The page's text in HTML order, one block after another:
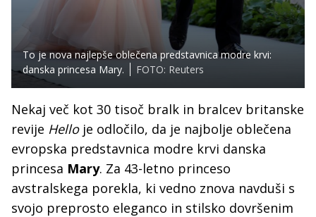
To je nova najlepše oblečena predstavnica modre krvi:
danska princesa Mary.
FOTO: Reuters
Nekaj več kot 30 tisoč bralk in bralcev britanske
revije Helloje odločilo, da je najbolje oblečena
evropska predstavnica modre krvi danska
princesa Mary. Za 43-letno princeso
avstralskega porekla, ki vedno znova navduši s
svojo preprosto eleganco in stilsko dovršenim